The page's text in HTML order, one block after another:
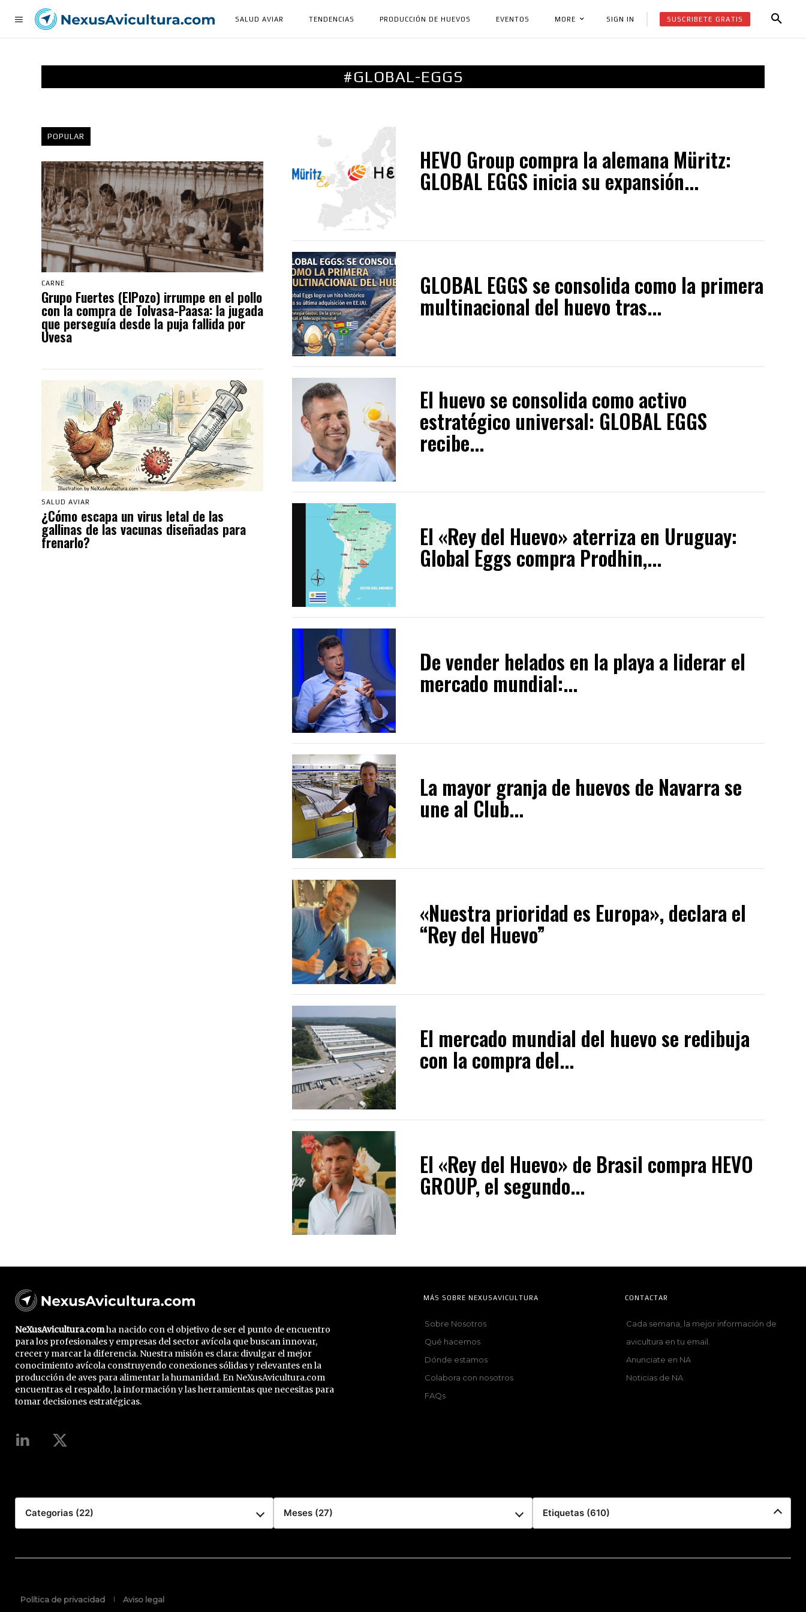
SALUD AVIAR TENDENCIAS PRODUCCIÓN DE HUEVOS EVENTOS MORE SIGN IN SUSCRIBETE GRATIS
#GLOBAL-EGGS
POPULAR
CARNE
Grupo Fuertes (ElPozo) irrumpe en el pollo
con la compra de Tolvasa-Paasa: la jugada
que perseguía desde la puja fallida por
Uvesa
SALUD AVIAR
¿Cómo escapa un virus letal de las
gallinas de las vacunas diseñadas para
frenarlo?
HEVO Group compra la alemana Müritz:
GLOBAL EGGS inicia su expansión...
GLOBAL EGGS se consolida como la primera
multinacional del huevo tras...
El huevo se consolida como activo
estratégico universal: GLOBAL EGGS
recibe...
El «Rey del Huevo» aterriza en Uruguay:
Global Eggs compra Prodhin,...
De vender helados en la playa a liderar el
mercado mundial:...
La mayor granja de huevos de Navarra se
une al Club...
«Nuestra prioridad es Europa», declara el
“Rey del Huevo”
El mercado mundial del huevo se redibuja
con la compra del...
El «Rey del Huevo» de Brasil compra HEVO
GROUP, el segundo...
NeXusAvicultura.comha nacido con el objetivo de ser el punto de encuentro
para los profesionales y empresas del sector avícola que buscan innovar,
crecer y marcar la diferencia. Nuestra misión es clara: divulgar el mejor
conocimiento avícola construyendo conexiones sólidas y relevantes en la
producción de aves para alimentar la humanidad. En NeXusAvicultura.com
encuentras el respaldo, la información y las herramientas que necesitas para
tomar decisiones estratégicas.
MÁS SOBRE NEXUSAVICULTURA
Sobre Nosotros
Qué hacemos
Dónde estamos
Colabora con nosotros
FAQs
CONTACTAR
Cada semana, la mejor información de
avicultura en tu email.
Anunciate en NA
Noticias de NA
Categorias (22) Meses (27) Etiquetas (610)
Política de privacidad Aviso legal